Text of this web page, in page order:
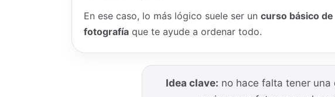
En ese caso, lo más lógico suele ser un curso básico de
fotografía que te ayude a ordenar todo.
Idea clave: no hace falta tener una